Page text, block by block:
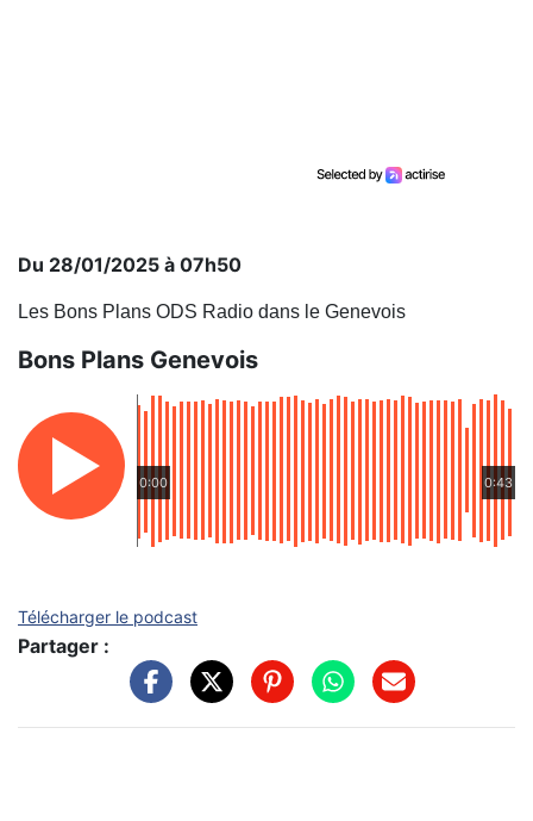
Du 28/01/2025 à 07h50
Les Bons Plans ODS Radio dans le Genevois
Bons Plans Genevois
0:00 0:43
Télécharger le podcast
Partager :